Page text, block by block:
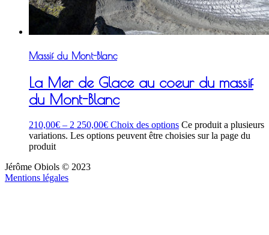
Massif du Mont-Blanc
La Mer de Glace au coeur du massif
du Mont-Blanc
210,00€ – 2 250,00€ Choix des options Ce produit a plusieurs
variations. Les options peuvent être choisies sur la page du
produit
Jérôme Obiols © 2023
Mentions légales